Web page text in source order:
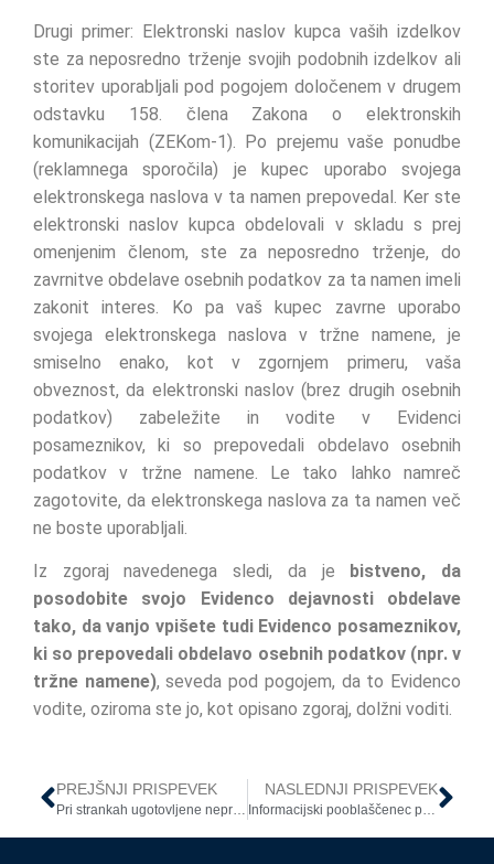
Drugi primer: Elektronski naslov kupca vaših izdelkov
ste za neposredno trženje svojih podobnih izdelkov ali
storitev uporabljali pod pogojem določenem v drugem
odstavku 158. člena Zakona o elektronskih
komunikacijah (ZEKom-1). Po prejemu vaše ponudbe
(reklamnega sporočila) je kupec uporabo svojega
elektronskega naslova v ta namen prepovedal. Ker ste
elektronski naslov kupca obdelovali v skladu s prej
omenjenim členom, ste za neposredno trženje, do
zavrnitve obdelave osebnih podatkov za ta namen imeli
zakonit interes. Ko pa vaš kupec zavrne uporabo
svojega elektronskega naslova v tržne namene, je
smiselno enako, kot v zgornjem primeru, vaša
obveznost, da elektronski naslov (brez drugih osebnih
podatkov) zabeležite in vodite v Evidenci
posameznikov, ki so prepovedali obdelavo osebnih
podatkov v tržne namene. Le tako lahko namreč
zagotovite, da elektronskega naslova za ta namen več
ne boste uporabljali.
Iz zgoraj navedenega sledi, da je
bistveno, da
posodobite svojo Evidenco dejavnosti obdelave
tako, da vanjo vpišete tudi Evidenco posameznikov,
ki so prepovedali obdelavo osebnih podatkov (npr. v
tržne namene), seveda pod pogojem, da to Evidenco
vodite, oziroma ste jo, kot opisano zgoraj, dolžni voditi.
PREJŠNJI PRISPEVEK
Pri strankah ugotovljene nepravilnosti
NASLEDNJI PRISPEVEK
Informacijski pooblaščenec podjetja opozarja na izsiljevanja s področja varstva osebnih podatkov